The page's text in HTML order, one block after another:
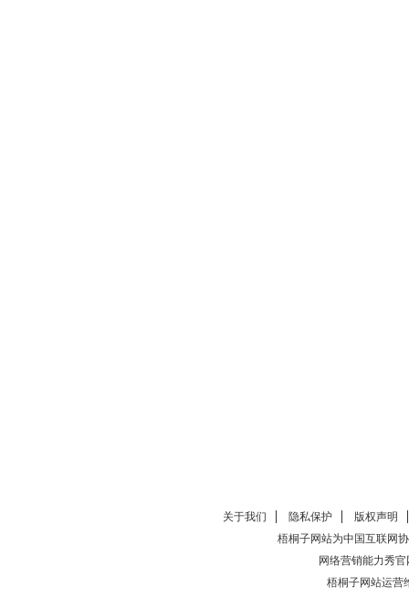
关于我们 隐私保护
版权声明
梧桐子网站为中国互联网
网络营销能力秀官
梧桐子网站运营